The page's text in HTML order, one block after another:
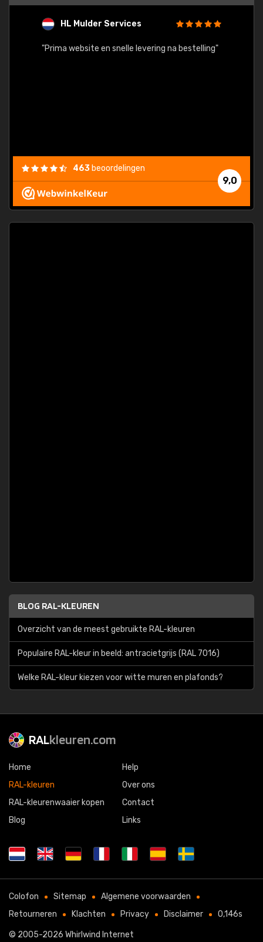
HL Mulder Services
"Prima website en snelle levering na bestelling"
9,0
463 beoordelingen
BLOG RAL-KLEUREN
Overzicht van de meest gebruikte RAL-kleuren
Populaire RAL-kleur in beeld: antracietgrijs (RAL 7016)
Welke RAL-kleur kiezen voor witte muren en plafonds?
RALkleuren.com
Home
RAL-kleuren
RAL-kleurenwaaier kopen
Blog
Help
Over ons
Contact
Links
Colofon Sitemap
Algemene voorwaarden
Retourneren
Klachten Privacy Disclaimer 0,146s
© 2005-2026 Whirlwind Internet